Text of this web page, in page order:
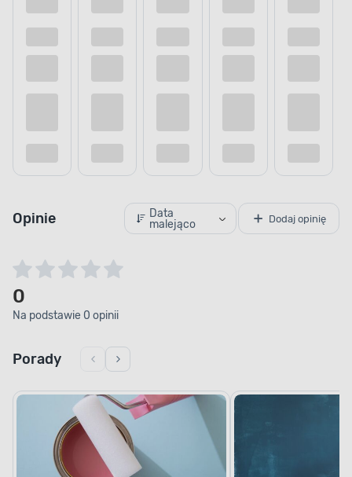
POJEMNOŚĆ
Farba została zamknięta w puszce o pojemności
wynoszącej 0,2 l, a jej wydajność wynosi 16 m² / l.
Dzięki temu w mgnieniu oka pomalujesz pożądaną
powierzchnię. Przekonaj się, że malowanie
Farby wewnętrzne
Opinie
Data
malejąco
Dodaj opinię
0
Na podstawie 0 opinii
Porady